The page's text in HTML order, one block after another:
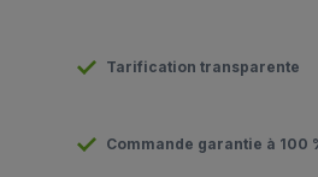
Tarification transparente
Commande garantie à 100